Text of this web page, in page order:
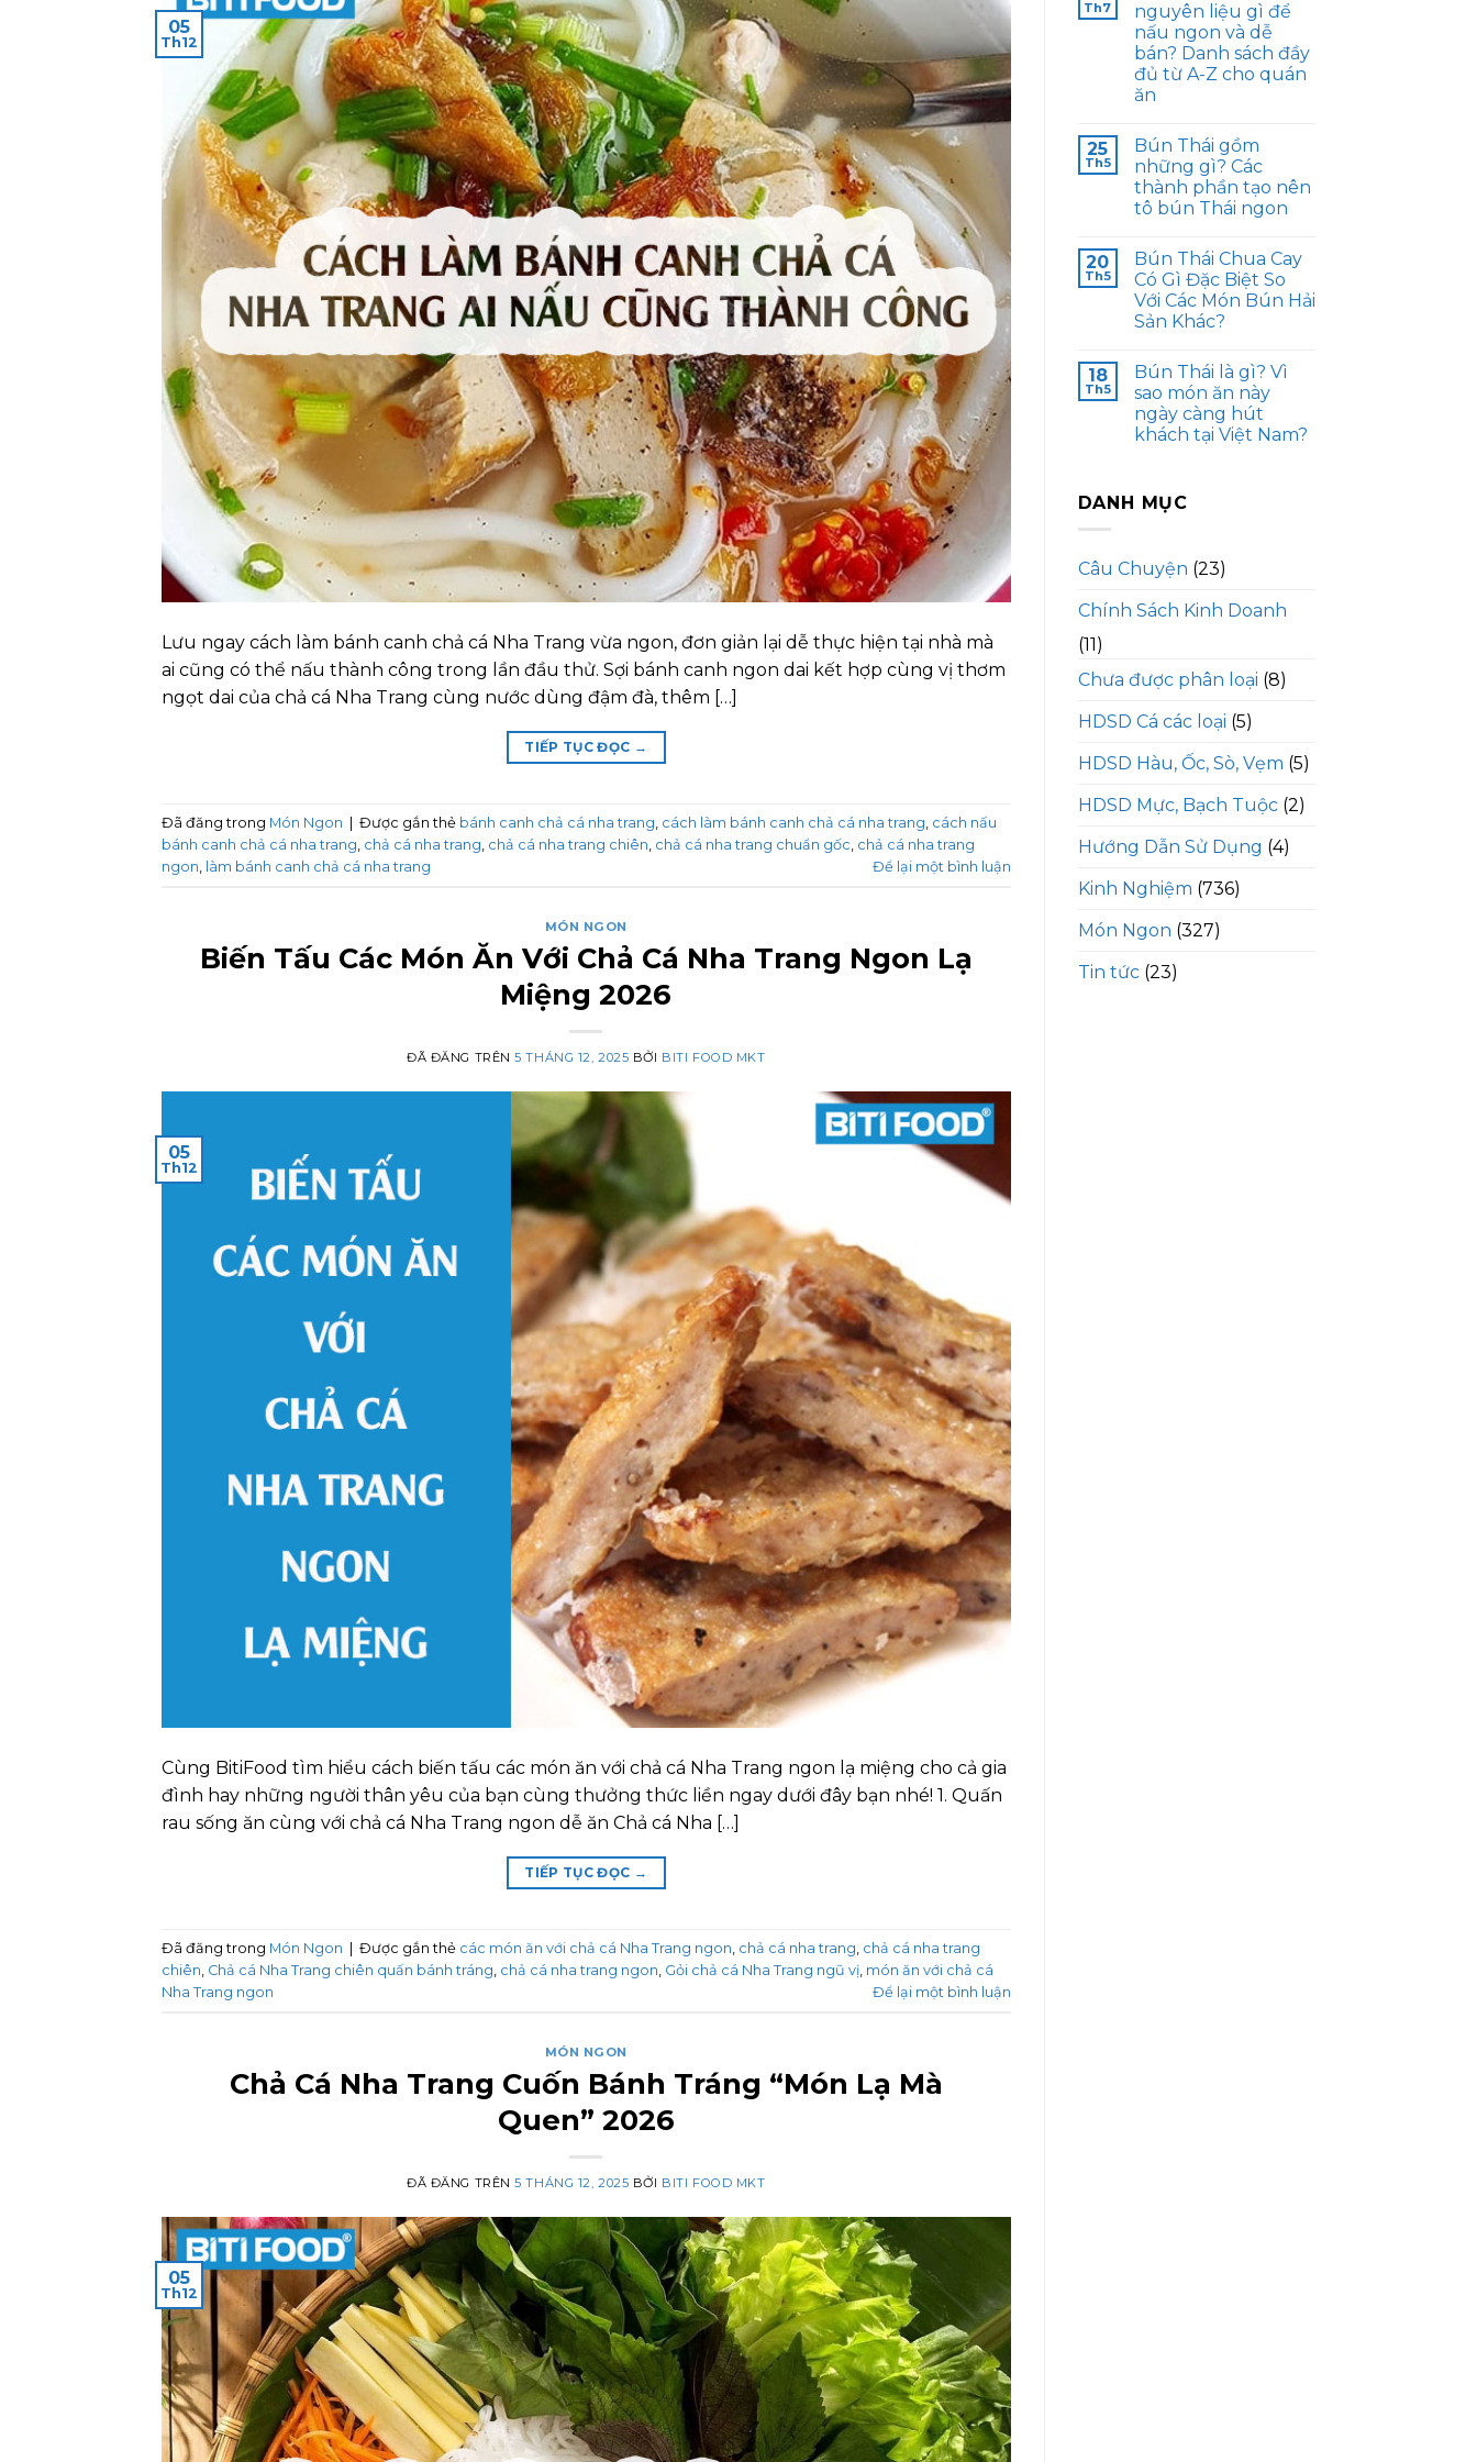
05
Th12
Lưu ngay cách làm bánh canh chả cá Nha Trang vừa ngon, đơn giản lại dễ thực hiện tại nhà mà
ai cũng có thể nấu thành công trong lần đầu thử. Sợi bánh canh ngon dai kết hợp cùng vị thơm
ngọt dai của chả cá Nha Trang cùng nước dùng đậm đà, thêm […]
TIẾP TỤC ĐỌC →
Đã đăng trong Món Ngon | Được gắn thẻ bánh canh chả cá nha trang cách làm bánh canh chả cá nha trang cách nấu
bánh canh chả cá nha trang chả cá nha trang chả cá nha trang chiên chả cá nha trang chuẩn gốc chả cá nha trang
ngon làm bánh canh chả cá nha trang Để lại một bình luận
MÓN NGON
Biến Tấu Các Món Ăn Với Chả Cá Nha Trang Ngon Lạ
Miệng 2026
ĐÃ ĐĂNG TRÊN5 THÁNG 12, 2025 BỞI BITI FOOD MKT
05
Th12
Cùng BitiFood tìm hiểu cách biến tấu các món ăn với chả cá Nha Trang ngon lạ miệng cho cả gia
đình hay những người thân yêu của bạn cùng thưởng thức liền ngay dưới đây bạn nhé! 1. Quấn
rau sống ăn cùng với chả cá Nha Trang ngon dễ ăn Chả cá Nha […]
TIẾP TỤC ĐỌC →
Đã đăng trong Món Ngon | Được gắn thẻ các món ăn với chả cá Nha Trang ngon chả cá nha trang chả cá nha trang
chiên Chả cá Nha Trang chiên quấn bánh tráng chả cá nha trang ngon Gỏi chả cá Nha Trang ngũ vị món ăn với chả cá
Nha Trang ngon
Để lại một bình luận
MÓN NGON
Chả Cá Nha Trang Cuốn Bánh Tráng “Món Lạ Mà
Quen” 2026
ĐÃ ĐĂNG TRÊN5 THÁNG 12, 2025 BỞI BITI FOOD MKT
05
Th12
Th7
nguyên liệu gì để
nấu ngon và dễ
bán? Danh sách đầy
đủ từ A-Z cho quán
ăn
25
Th5
Bún Thái gồm
những gì? Các
thành phần tạo nên
tô bún Thái ngon
20
Th5
Bún Thái Chua Cay
Có Gì Đặc Biệt So
Với Các Món Bún Hải
Sản Khác?
18
Th5
Bún Thái là gì? Vì
sao món ăn này
ngày càng hút
khách tại Việt Nam?
DANH MỤC
Câu Chuyện (23)
Chính Sách Kinh Doanh
(11)
Chưa được phân loại (8)
HDSD Cá các loại (5)
HDSD Hàu, Ốc, Sò, Vẹm (5)
HDSD Mực, Bạch Tuộc(2)
Hướng Dẫn Sử Dụng (4)
Kinh Nghiệm (736)
Món Ngon (327)
Tin tức(23)